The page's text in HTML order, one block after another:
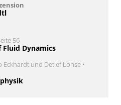
56
Fluid Dynamics
und Detlef Lohse •